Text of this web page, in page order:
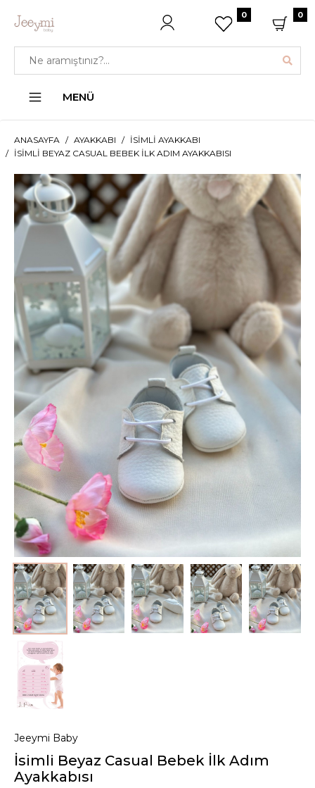
0 0
MENÜ
ANASAYFA AYAKKABI
İSIMLI AYAKKABI
İSIMLI BEYAZ CASUAL BEBEK İLK ADIM AYAKKABISI
Jeeymi Baby
İsimli Beyaz Casual Bebek İlk Adım
Ayakkabısı